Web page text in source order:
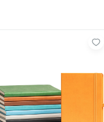
seçerek,
3